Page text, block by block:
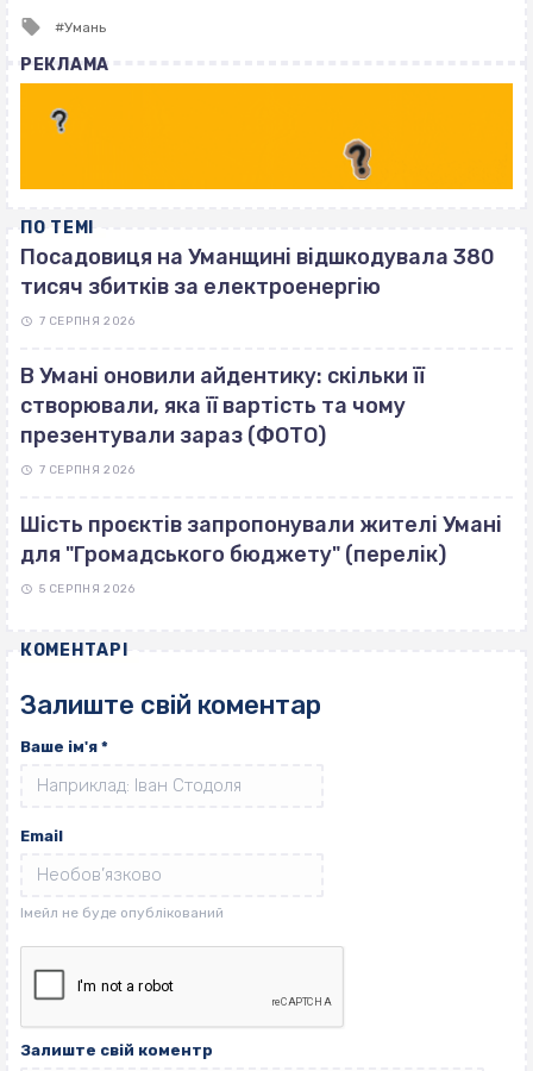
Tagged
Умань
РЕКЛАМА
ПО ТЕМІ
Посадовиця на Уманщині відшкодувала 380
тисяч збитків за електроенергію
7 СЕРПНЯ 2026
В Умані оновили айдентику: скільки її
створювали, яка її вартість та чому
презентували зараз (ФОТО)
7 СЕРПНЯ 2026
Шість проєктів запропонували жителі Умані
для "Громадського бюджету" (перелік)
5 СЕРПНЯ 2026
КОМЕНТАРІ
Залиште свій коментар
Ваше ім'я *
Email
Залиште свій коментр